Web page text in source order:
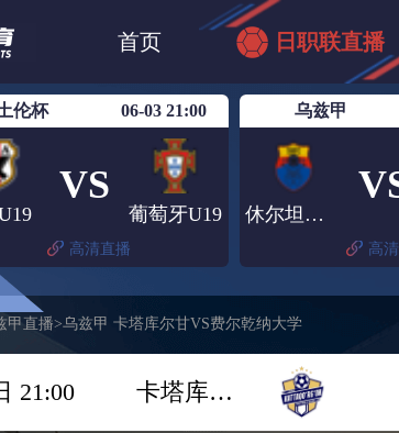
首页 日职联直播
日篮B1
日职联
伦杯 06-03 21:00
VS
葡萄牙U19
高清直播
乌兹甲
休尔坦古佐
高
甲直播>乌兹甲 卡塔库尔甘VS费尔乾纳大学
21:00 卡塔库尔甘